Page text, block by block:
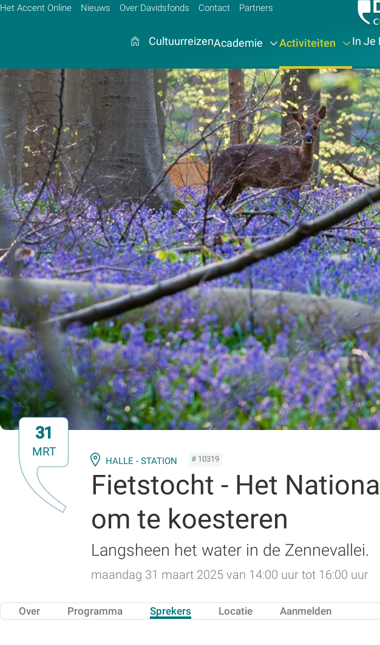
Het Accent Online Nieuws Over Davidsfonds Contact Partners
CultuurreizenAcademie Activiteiten In Je
31
MRT
HALLE - STATION # 10319
Fietstocht - Het
om te koesteren
Langsheen het water in de Zennevallei.
maandag 31 maart 2025 van 14:00 uur tot 16:00 uur
Over Programma Sprekers Locatie Aanmelden
Zoek:
Zoeken